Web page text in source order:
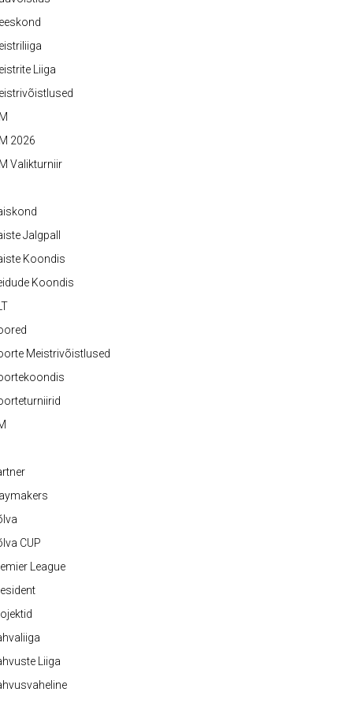
Liiga
2026
Valikturniir
Jalgpall
Koondis
Koondis
Meistrivõistlused
CUP
League
Liiga